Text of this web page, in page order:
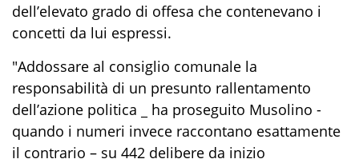
dell’elevato grado di offesa che contenevano i
concetti da lui espressi.
"Addossare al consiglio comunale la
responsabilità di un presunto rallentamento
dell’azione politica _ ha proseguito Musolino -
quando i numeri invece raccontano esattamente
il contrario – su 442 delibere da inizio